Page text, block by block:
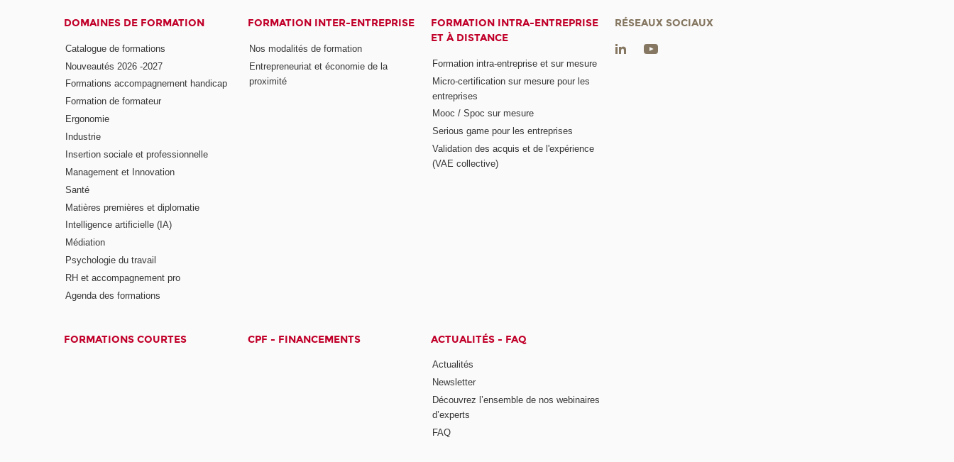
DOMAINES DE FORMATION
Catalogue de formations
Nouveautés 2026 -2027
Formations accompagnement handicap
Formation de formateur
Ergonomie
Industrie
Insertion sociale et professionnelle
Management et Innovation
Santé
Matières premières et diplomatie
Intelligence artificielle (IA)
Médiation
Psychologie du travail
RH et accompagnement pro
Agenda des formations
FORMATION INTER-ENTREPRISE
Nos modalités de formation
Entrepreneuriat et économie de la
proximité
FORMATION INTRA-ENTREPRISE
ET À DISTANCE
Formation intra-entreprise et sur mesure
Micro-certification sur mesure pour les
entreprises
Mooc / Spoc sur mesure
Serious game pour les entreprises
Validation des acquis et de l'expérience
(VAE collective)
FORMATIONS COURTES CPF - FINANCEMENTS ACTUALITÉS - FAQ
Actualités
Newsletter
Découvrez l’ensemble de nos webinaires
d’experts
FAQ
RÉSEAUX SOCIAUX